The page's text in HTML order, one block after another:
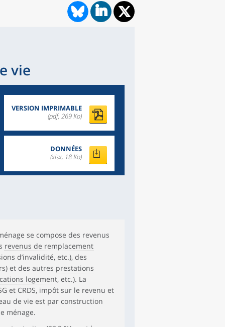
vie
VERSION IMPRIMABLE
(pdf, 269 Ko)
DONNÉES
(xlsx, 18 Ko)
se compose des revenus
revenus de remplacement
d’invalidité, etc.), des
et des autres prestations
logement, etc.). La
et CRDS, impôt sur le revenu et
de vie est par construction
ménage.